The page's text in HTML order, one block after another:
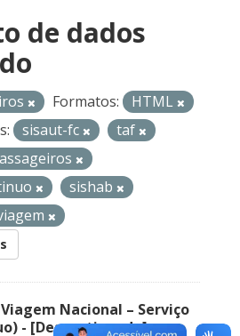
de dados
Formatos:
HTML
sisaut-fc
taf
sishab
Nacional – Serviço
- [Descontinuado]